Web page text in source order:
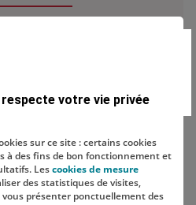
votre vie privée
sur ce site : certains cookies
à des fins de bon fonctionnement et
Lescookies de mesure
des statistiques de visites,
présenter ponctuellement des